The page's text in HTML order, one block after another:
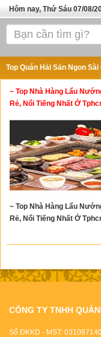
Hôm nay, Thứ Sáu 07/08/
Trang chủ
Bánh - Đồ Ăn Vặt
Thực Phẩm Nông Hải Sản
Top Quán Ăn Sài Gòn
Top Quán Hải Sản Ngon Sài
~ Top Nhà Hàng Lẩu
Rẻ, Nổi Tiếng Nhất Ở
~ Top Nhà Hàng Lẩu
Rẻ, Nổi Tiếng Nhất Ở
CÔNG TY TNHH
Số ĐKKD - MST: